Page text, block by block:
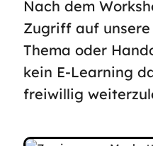
Nach dem
Zugriff auf unsere
Thema oder
kein E-Learning
freiwillig